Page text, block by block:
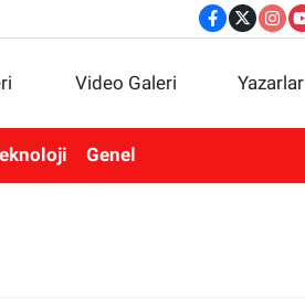
Video Galeri Yazarlar
Genel